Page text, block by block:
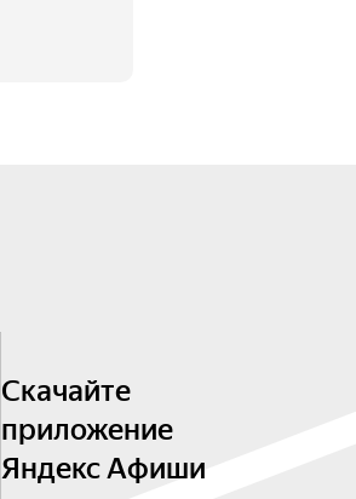
Скачайте
приложение
Яндекс Афиши